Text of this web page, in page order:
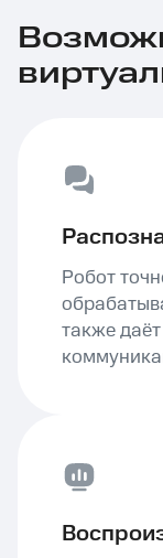
Робот
также